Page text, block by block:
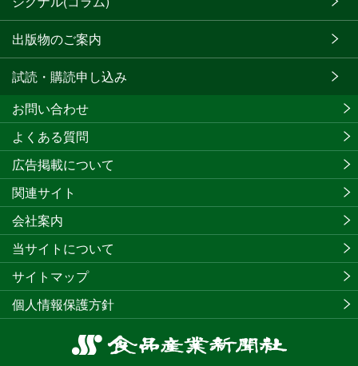
出版物のご案内
試読・購読申し込み
食
お問い合わせ
よくある質問
広告掲載について
関連サイト
会社案内
当サイトについて
サイトマップ
個人情報保護方針